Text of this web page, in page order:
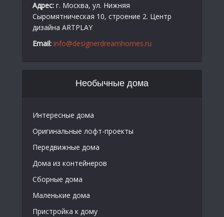
Адрес: г. Москва, ул. Нижняя
Сыромятническая 10, строение 2. Центр
дизайна ARTPLAY
Email: info@designerdreamhomes.ru
Необычные дома
Интересные дома
Оригинальные лофт-проекты
Передвижные дома
Дома из контейнеров
Сборные дома
Маленькие дома
Пристройка к дому